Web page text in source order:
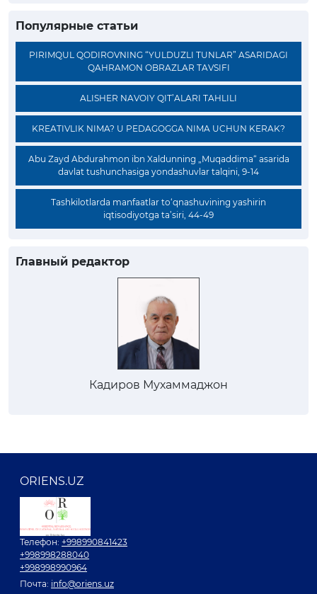
Популярные статьи
PIRIMQUL QODIROVNING “YULDUZLI TUNLAR” ASARIDAGI
QAHRAMON OBRAZLAR TAVSIFI
ALISHER NAVOIY QIT’ALARI TAHLILI
KREATIVLIK NIMA? U PEDAGOGGA NIMA UCHUN KERAK?
Abu Zayd Abdurahmon ibn Xaldunning „Muqaddima“ asarida
davlat tushunchasiga yondashuvlar talqini, 9-14
Tashkilotlarda manfaatlar to‘qnashuvining yashirin
iqtisodiyotga ta’siri, 44-49
Главный редактор
Кадиров Мухаммаджон
ORIENS.UZ
Телефон: +998990841423
+998998288040
+998998990964
Почта: info@oriens.uz